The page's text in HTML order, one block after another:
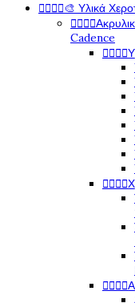
🎨 Υλικά

Cadence


